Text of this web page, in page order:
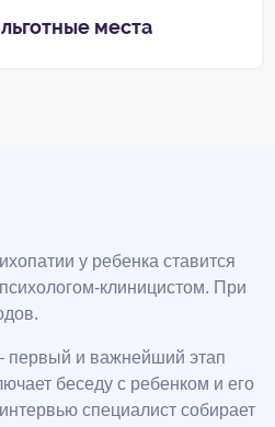
места
у ребенка ставится
клиницистом. При
первый и важнейший этап
беседу с ребенком и его
специалист собирает